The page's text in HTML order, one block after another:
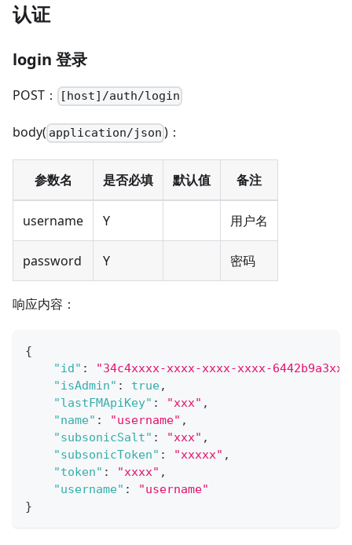
认证
login 登录
POST： [host]/auth/login
body( application/json )：
参数名 是否必填 默认值 备注
username Y 用户名
password Y 密码
响应内容：
{
"id" :
"34c4xxxx-xxxx-xxxx-xxxx-
"isAdmin" : true,
"lastFMApiKey" : "xxx" ,
"name" : "username" ,
"subsonicSalt" : "xxx" ,
"subsonicToken" : "xxxxx" ,
"token" : "xxxx" ,
"username" :
"username"
}